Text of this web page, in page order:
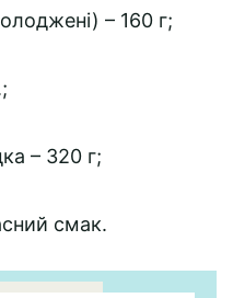
– 160 г;
– 320 г;
смак.